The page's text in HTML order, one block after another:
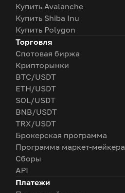
Купить Avalanche
Купить Shiba Inu
Купить Polygon
Торговля
Спотовая биржа
Крипторынки
BTC/USDT
ETH/USDT
SOL/USDT
BNB/USDT
TRX/USDT
Брокерская программа
Программа маркет-мейкера
Сборы
API
Платежи